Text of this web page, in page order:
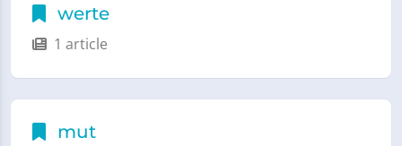
werte
1 article
mut